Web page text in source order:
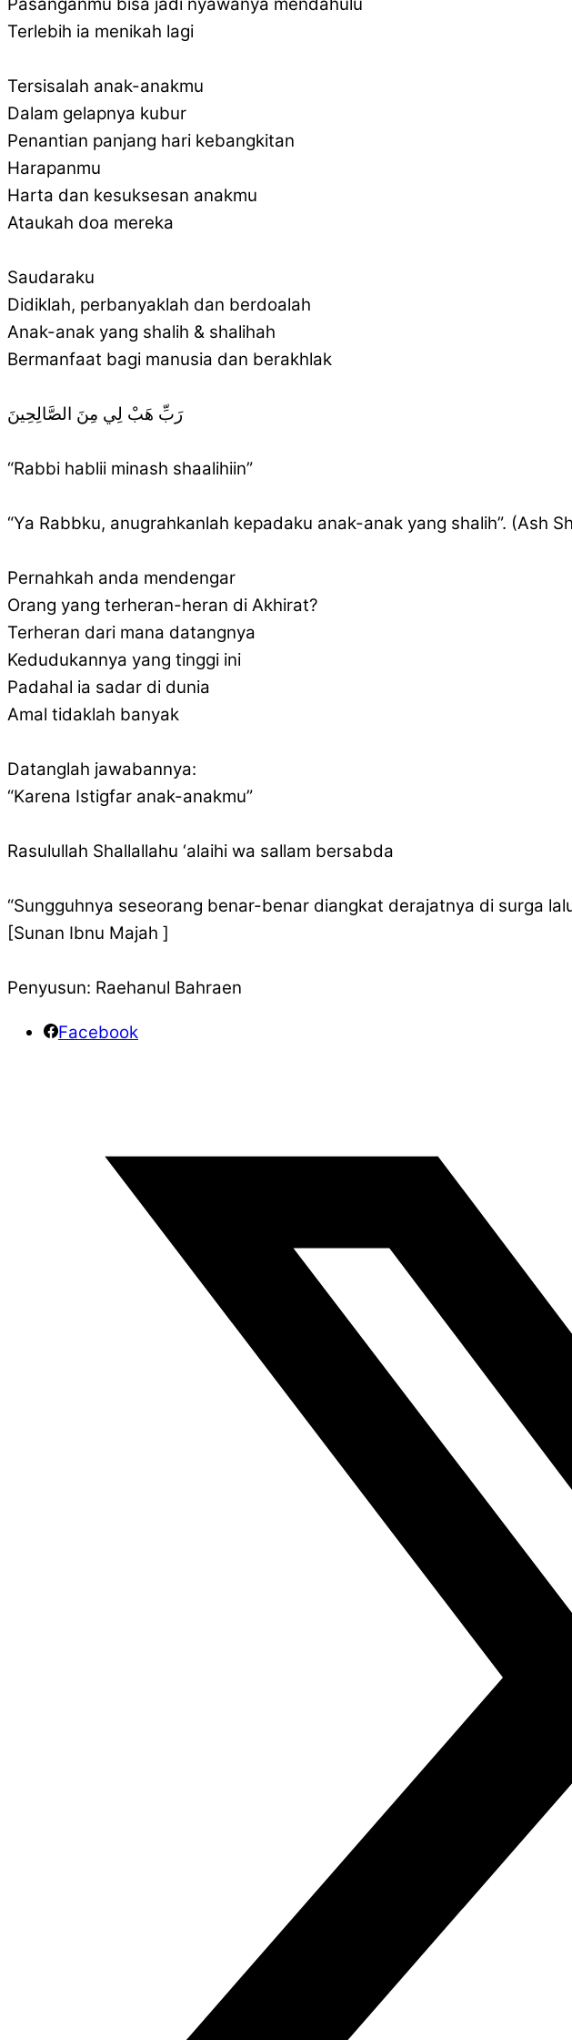
Terlebih ia menikah lagi
Tersisalah anak-anakmu
Dalam gelapnya kubur
Penantian panjang hari kebangkitan
Harapanmu
Harta dan kesuksesan anakmu
Ataukah doa mereka
Saudaraku
Didiklah, perbanyaklah dan berdoalah
Anak-anak yang shalih & shalihah
Bermanfaat bagi manusia dan berakhlak
‎رَبِّ هَبْ لِي مِنَ الصَّالِحِينَ
“Rabbi hablii minash shaalihiin”
“Ya Rabbku, anugrahkanlah kepadaku anak-anak yang shalih”. (Ash
Pernahkah anda mendengar
Orang yang terheran-heran di Akhirat?
Terheran dari mana datangnya
Kedudukannya yang tinggi ini
Padahal ia sadar di dunia
Amal tidaklah banyak
Datanglah jawabannya:
“Karena Istigfar anak-anakmu”
Rasulullah Shallallahu ‘alaihi wa sallam bersabda
“Sungguhnya seseorang benar-benar diangkat derajatnya di surga
[Sunan Ibnu Majah ]
Penyusun: Raehanul Bahraen
Facebook